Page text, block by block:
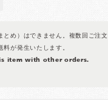
とめ）はできません。複数回ご注文
料が発生いたします。
item with other orders.